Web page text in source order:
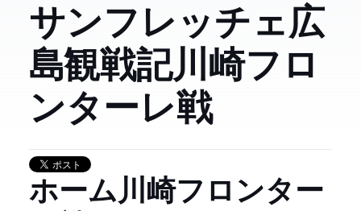
サンフレッチェ広
島DAZN観戦記 2025/05/31 川崎フロ
ンターレ戦
ホーム 川崎フロンター